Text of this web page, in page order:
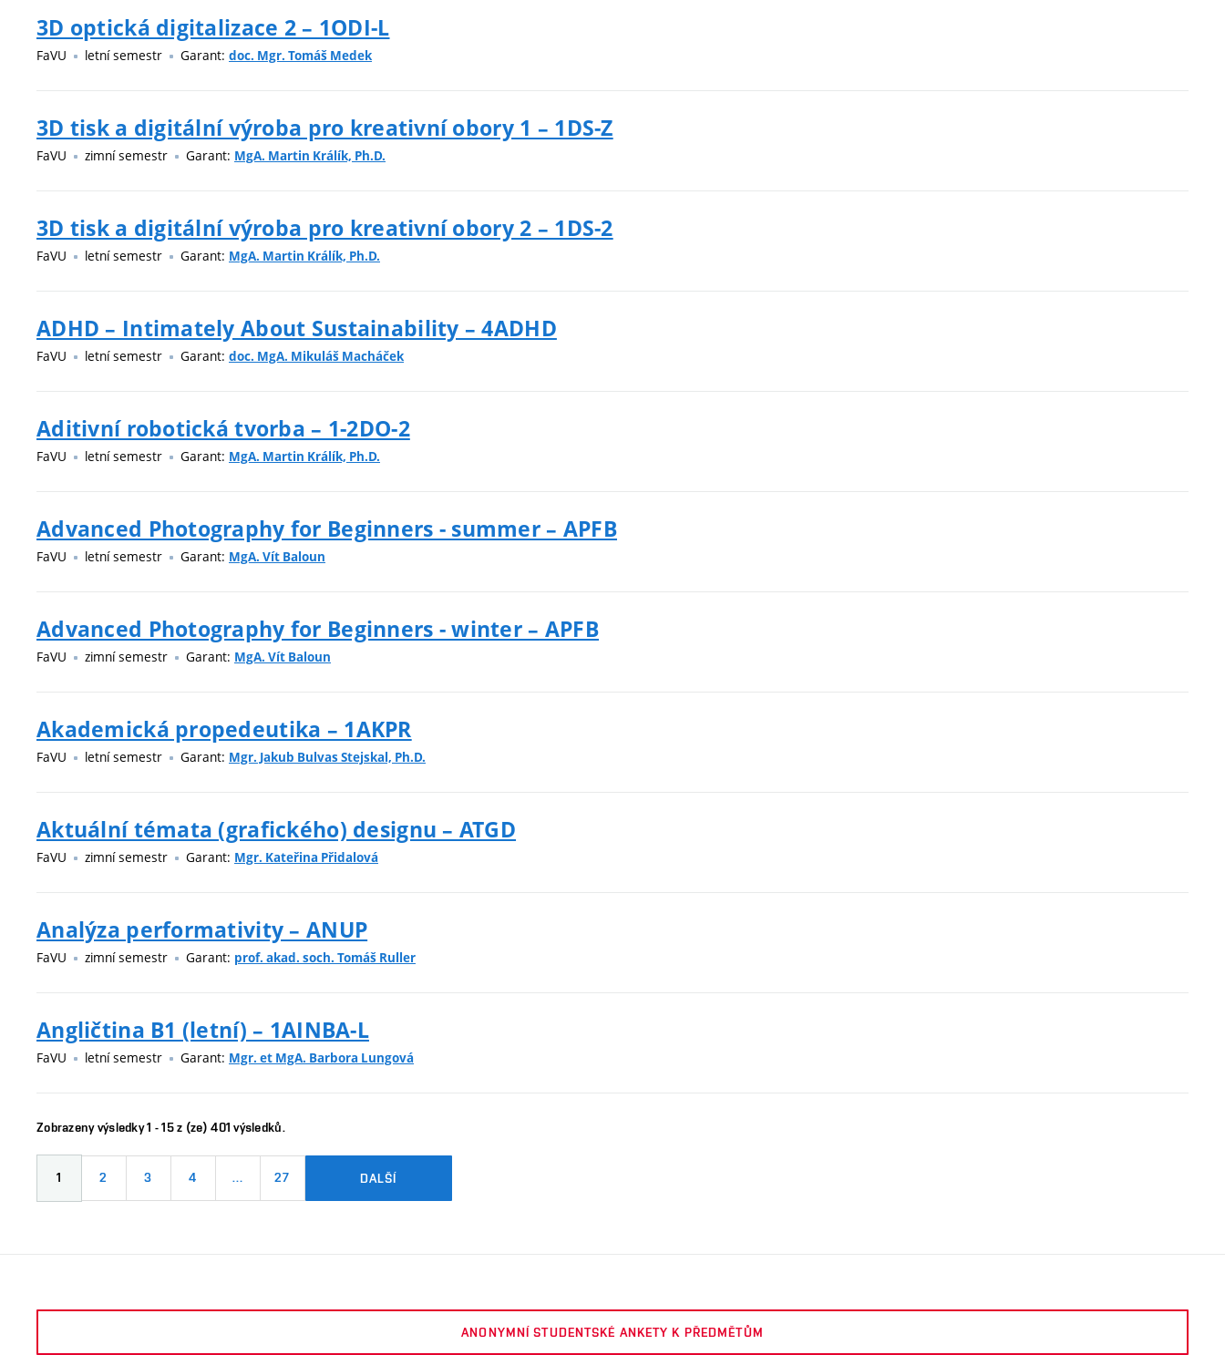
3D optická digitalizace 2 – 1ODI-L
FaVU letní semestr Garant: doc. Mgr. Tomáš Medek
3D tisk a digitální výroba pro kreativní obory 1 – 1DS-Z
FaVU zimní semestr Garant: MgA. Martin Králík, Ph.D.
3D tisk a digitální výroba pro kreativní obory 2 – 1DS-2
FaVU letní semestr Garant: MgA. Martin Králík, Ph.D.
ADHD – Intimately About Sustainability – 4ADHD
FaVU letní semestr Garant: doc. MgA. Mikuláš Macháček
Aditivní robotická tvorba – 1-2DO-2
FaVU letní semestr Garant: MgA. Martin Králík, Ph.D.
Advanced Photography for Beginners - summer – APFB
FaVU letní semestr Garant: MgA. Vít Baloun
Advanced Photography for Beginners - winter – APFB
FaVU zimní semestr Garant: MgA. Vít Baloun
Akademická propedeutika – 1AKPR
FaVU letní semestr Garant: Mgr. Jakub Bulvas Stejskal, Ph.D.
Aktuální témata (grafického) designu – ATGD
FaVU zimní semestr Garant: Mgr. Kateřina Přidalová
Analýza performativity – ANUP
FaVU zimní semestr Garant: prof. akad. soch. Tomáš Ruller
Angličtina B1 (letní) – 1AINBA-L
FaVU letní semestr Garant: Mgr. et MgA. Barbora Lungová
Zobrazeny výsledky 1 - 15 z (ze) 401 výsledků.
1 2 3 4 … 27 DALŠÍ
ANONYMNÍ STUDENTSKÉ ANKETY K PŘEDMĚTŮM